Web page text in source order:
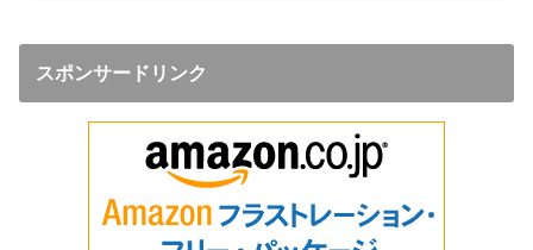
スポンサードリンク